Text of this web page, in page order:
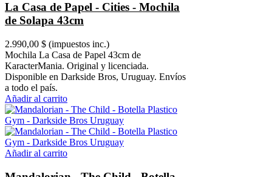
La Casa de Papel - Cities - Mochila
de Solapa 43cm
2.990,00 $ (impuestos inc.)
Mochila La Casa de Papel 43cm de
KaracterMania. Original y licenciada.
Disponible en Darkside Bros, Uruguay. Envíos
a todo el país.
Añadir al carrito
Añadir al carrito